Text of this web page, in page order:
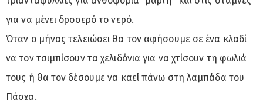
για να μένει δροσερό το νερό.
Όταν ο μήνας τελειώσει θα τον αφήσουμε σε ένα κλαδί
να τον τσιμπίσουν τα χελιδόνια για να χτίσουν τη φωλιά
τους ή θα τον δέσουμε να καεί πάνω στη λαμπάδα του
Πάσχα.